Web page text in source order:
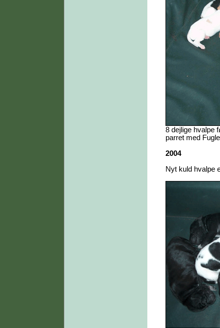
8 dejlige hvalpe
parret med
2004
Nyt kuld hvalpe